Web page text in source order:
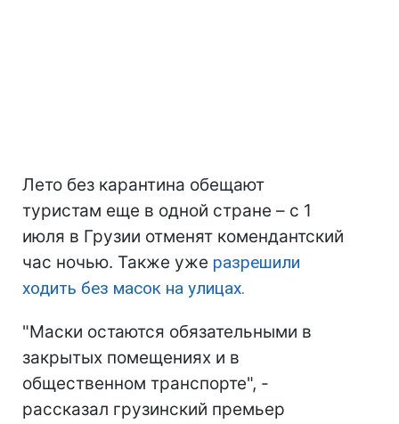
Лето без карантина обещают
туристам еще в одной стране – с 1
июля в Грузии отменят комендантский
час ночью. Также уже разрешили
ходить без масок на улицах.
"Маски остаются обязательными в
закрытых помещениях и в
общественном транспорте", -
рассказал грузинский премьер